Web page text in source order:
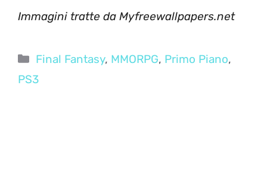
Immagini tratte da Myfreewallpapers.net
Categorie
Final Fantasy, MMORPG, Primo Piano,
PS3